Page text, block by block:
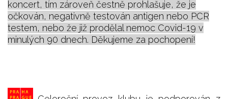
koncert, tím zároveň čestně prohlašuje, že je
očkován, negativně testován antigen nebo PCR
testem, nebo že již prodělal nemoc Covid-19 v
minulých 90 dnech. Děkujeme za pochopení!